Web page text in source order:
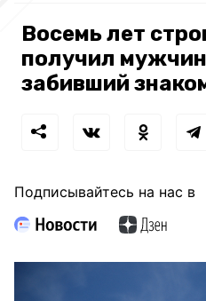
Восемь лет
получил
забивший
Подписывайтесь на нас в